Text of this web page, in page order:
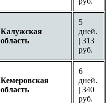
Калужская
область
5
дней.
| 313
руб.
Кемеровская
область
6
дней.
| 340
руб.